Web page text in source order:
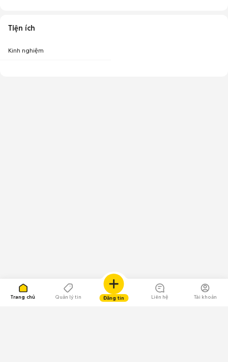
Trang chủ Quản lý tin Đăng tin Liên hệ Tài khoản
Tiện ích
Kinh nghiệm